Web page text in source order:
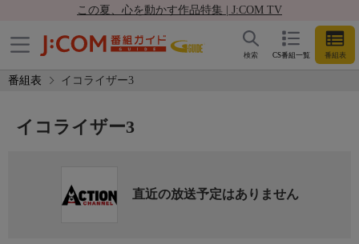
この夏、心を動かす作品特集 | J:COM TV
CS番組一覧 番組表
検索
番組表 イコライザー3
イコライザー3
直近の放送予定はありません